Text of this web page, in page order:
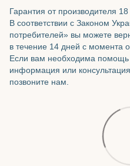
Гарантия от производителя
В соответствии с Законом
потребителей» вы можете
в течение 14 дней с момента
Если вам необходима помощь
информация или
позвоните нам.